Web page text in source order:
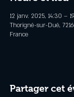
12 janv. 2025, 14:30 –
Thorigné-sur-Dué,
France
Partager cet